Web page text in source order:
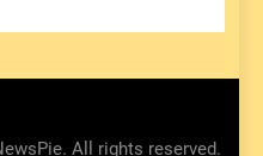
All rights reserved.